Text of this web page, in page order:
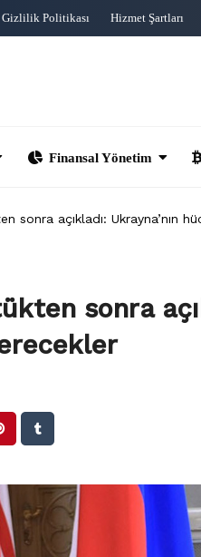
Gizlilik Politikası Hizmet Şartları
sonra açıkladı: Ukrayna’nın
sonra